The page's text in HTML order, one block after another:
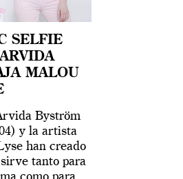
SELFIE
MALOU
Byström
y la artista
han creado
tanto para